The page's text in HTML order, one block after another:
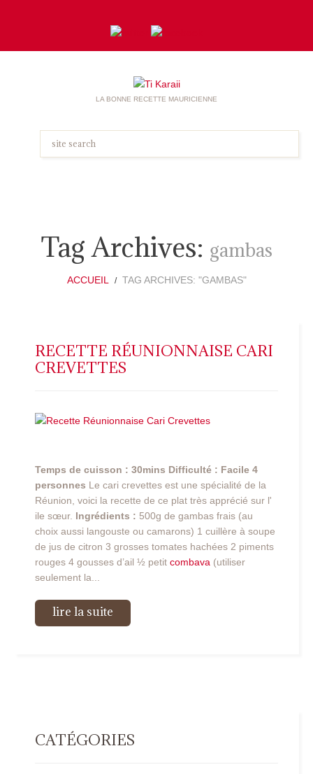
LA BONNE RECETTE MAURICIENNE
Tag Archives: gambas
ACCUEIL TAG ARCHIVES: "GAMBAS"
RECETTE RÉUNIONNAISE CARI
CREVETTES
Temps de cuisson : 30mins Difficulté : Facile 4
personnes Le cari crevettes est une spécialité de la
Réunion, voici la recette de ce plat très apprécié sur l'
ile sœur. Ingrédients : 500g de gambas frais (au
choix aussi langouste ou camarons) 1 cuillère à soupe
de jus de citron 3 grosses tomates hachées 2 piments
rouges 4 gousses d’ail ½ petit combava (utiliser
seulement la...
lire la suite
CATÉGORIES